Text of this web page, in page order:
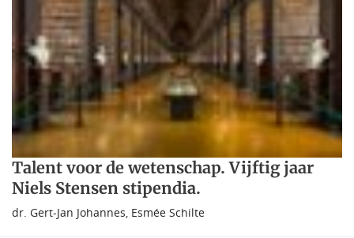
Talent voor de wetenschap. Vijftig jaar
Niels Stensen stipendia.
dr. Gert-Jan Johannes, Esmée Schilte